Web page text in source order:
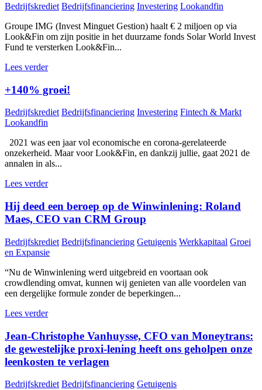
Bedrijfskrediet Bedrijfsfinanciering Investering Lookandfin
Groupe IMG (Invest Minguet Gestion) haalt € 2 miljoen op via
Look&Fin om zijn positie in het duurzame fonds Solar World Invest
Fund te versterken Look&Fin...
Lees verder
+140% groei!
Bedrijfskrediet Bedrijfsfinanciering Investering Fintech & Markt
Lookandfin
2021 was een jaar vol economische en corona-gerelateerde
onzekerheid. Maar voor Look&Fin, en dankzij jullie, gaat 2021 de
annalen in als...
Lees verder
Hij deed een beroep op de Winwinlening: Roland
Maes, CEO van CRM Group
Bedrijfskrediet Bedrijfsfinanciering Getuigenis Werkkapitaal Groei
en Expansie
“Nu de Winwinlening werd uitgebreid en voortaan ook
crowdlending omvat, kunnen wij genieten van alle voordelen van
een dergelijke formule zonder de beperkingen...
Lees verder
Jean-Christophe Vanhuysse, CFO van Moneytrans:
de gewestelijke proxi-lening heeft ons geholpen onze
leenkosten te verlagen
Bedrijfskrediet Bedrijfsfinanciering Getuigenis